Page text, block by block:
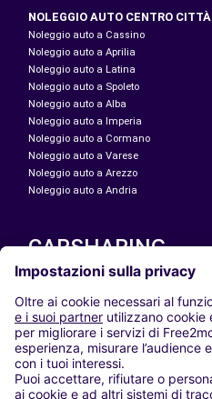
NOLEGGIO AUTO CENTRO CITTÀ
Noleggio auto a Cassino
Noleggio auto a Aprilia
Noleggio auto a Latina
Noleggio auto a Spoleto
Noleggio auto a Alba
Noleggio auto a Imperia
Noleggio auto a Cormano
Noleggio auto a Varese
Noleggio auto a Arezzo
Noleggio auto a Andria
CARSHARING
LE NOSTRE CITTÀ
Paris
Madrid
Washington DC
Milano
Roma
Torino